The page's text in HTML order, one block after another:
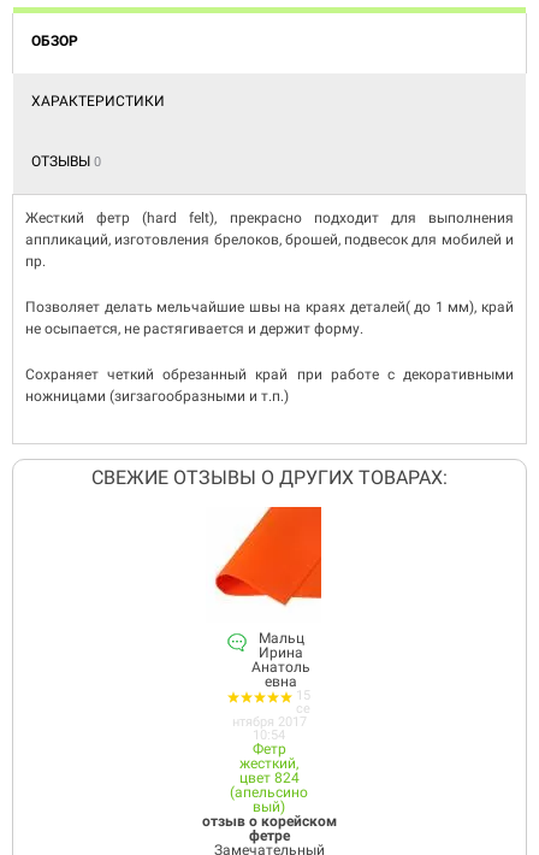
ОБЗОР
ХАРАКТЕРИСТИКИ
ОТЗЫВЫ 0
Жесткий фетр (hard felt), прекрасно подходит для выполнения
аппликаций, изготовления брелоков, брошей, подвесок для мобилей и
пр.
Позволяет делать мельчайшие швы на краях деталей( до 1 мм), край
не осыпается, не растягивается и держит форму.
Сохраняет четкий обрезанный край при работе с декоративными
ножницами (зигзагообразными и т.п.)
СВЕЖИЕ ОТЗЫВЫ О ДРУГИХ ТОВАРАХ:
Мальц
Ирина
Анатоль
евна
15
се
нтября 2017
10:54
Фетр
жесткий,
цвет 824
(апельсино
вый)
отзыв о корейском
фетре
Замечательный